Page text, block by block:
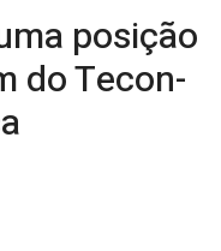
posição
do Tecon-